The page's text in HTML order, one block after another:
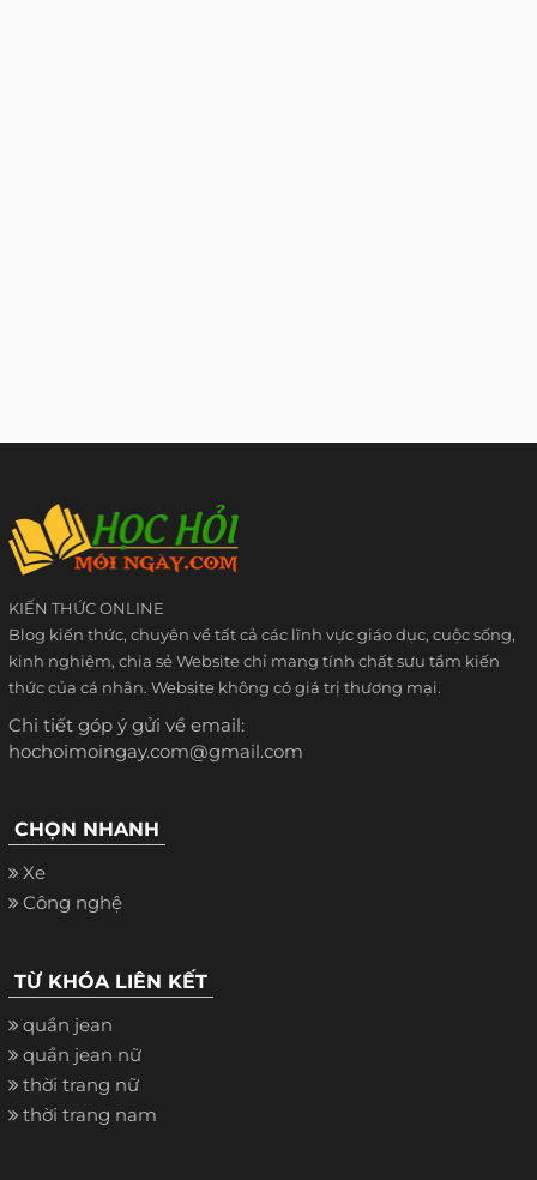
KIẾN THỨC ONLINE
Blog kiến thức, chuyên về tất cả các lĩnh vực giáo dục, cuộc sống,
kinh nghiệm, chia sẻ Website chỉ mang tính chất sưu tầm kiến
thức của cá nhân. Website không có giá trị thương mại.
Chi tiết góp ý gửi về email:
hochoimoingay.com@gmail.com
CHỌN NHANH
Xe
Công nghệ
TỪ KHÓA LIÊN KẾT
quần jean
quần jean nữ
thời trang nữ
thời trang nam